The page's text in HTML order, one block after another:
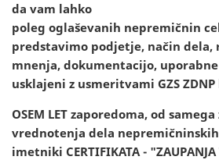
da vam lahko
poleg oglaševanih nepremičnin
predstavimo podjetje, način dela,
mnenja, dokumentacijo,
usklajeni z usmeritvami GZS
OSEM LET zaporedoma, od
vrednotenja dela
imetniki CERTIFIKATA - "ZAUPANJA